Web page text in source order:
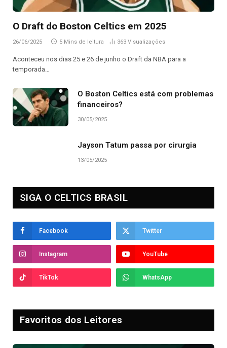
O Draft do Boston Celtics em 2025
26/06/2025 5 Mins de leitura 363 Visualizações
Aconteceu nos dias 25 e 26 de junho o Draft da NBA para a
temporada…
O Boston Celtics está com problemas
financeiros?
30/05/2025
Jayson Tatum passa por cirurgia
13/05/2025
SIGA O CELTICS BRASIL
Facebook Twitter
Instagram YouTube
TikTok WhatsApp
Favoritos dos Leitores